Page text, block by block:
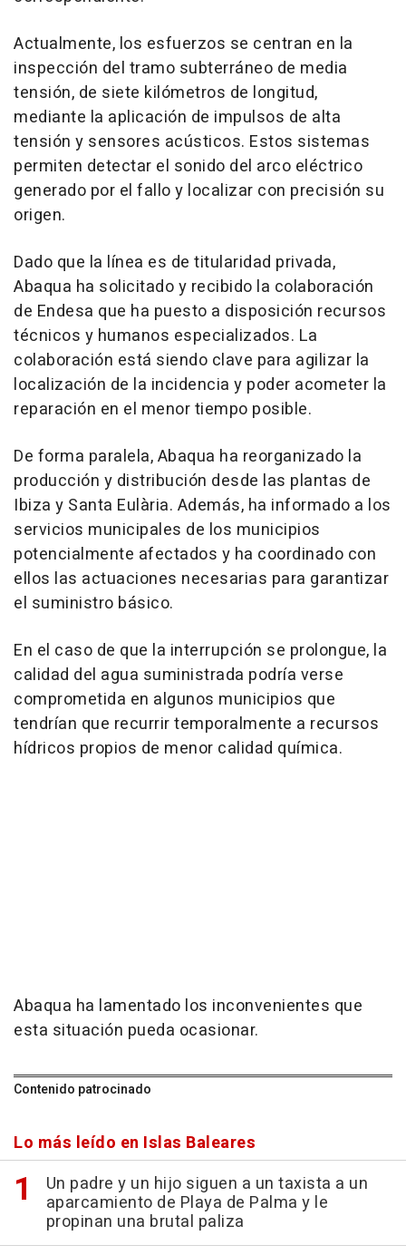
Actualmente, los esfuerzos se centran en la
inspección del tramo subterráneo de media
tensión, de siete kilómetros de longitud,
mediante la aplicación de impulsos de alta
tensión y sensores acústicos. Estos sistemas
permiten detectar el sonido del arco eléctrico
generado por el fallo y localizar con precisión su
origen.
Dado que la línea es de titularidad privada,
Abaqua ha solicitado y recibido la colaboración
de Endesa que ha puesto a disposición recursos
técnicos y humanos especializados. La
colaboración está siendo clave para agilizar la
localización de la incidencia y poder acometer la
reparación en el menor tiempo posible.
De forma paralela, Abaqua ha reorganizado la
producción y distribución desde las plantas de
Ibiza y Santa Eulària. Además, ha informado a los
servicios municipales de los municipios
potencialmente afectados y ha coordinado con
ellos las actuaciones necesarias para garantizar
el suministro básico.
En el caso de que la interrupción se prolongue, la
calidad del agua suministrada podría verse
comprometida en algunos municipios que
tendrían que recurrir temporalmente a recursos
hídricos propios de menor calidad química.
Abaqua ha lamentado los inconvenientes que
esta situación pueda ocasionar.
Contenido patrocinado
Lo más leído en Islas Baleares
Un padre y un hijo siguen a un taxista a un
aparcamiento de Playa de Palma y le
propinan una brutal paliza